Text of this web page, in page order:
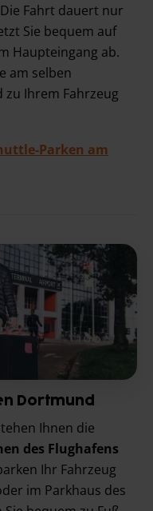
Fahrt dauert nur
Sie bequem auf
Haupteingang ab.
am selben
Ihrem Fahrzeug
Parken am
Dortmund
Ihnen die
des Flughafens
Ihr Fahrzeug
im Parkhaus des